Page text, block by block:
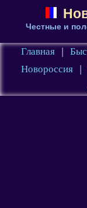
Честные и
Главная |
Новороссия
|